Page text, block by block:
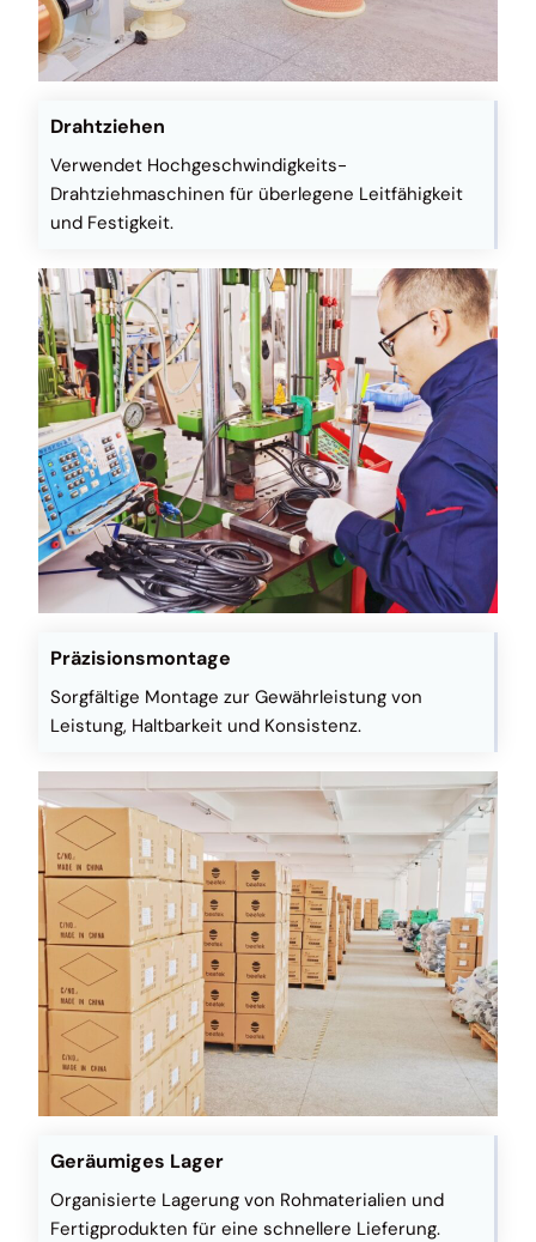
Drahtziehen
Verwendet Hochgeschwindigkeits-
Drahtziehmaschinen für überlegene Leitfähigkeit
und Festigkeit.
Präzisionsmontage
Sorgfältige Montage zur Gewährleistung von
Leistung, Haltbarkeit und Konsistenz.
Geräumiges Lager
Organisierte Lagerung von Rohmaterialien und
Fertigprodukten für eine schnellere Lieferung.